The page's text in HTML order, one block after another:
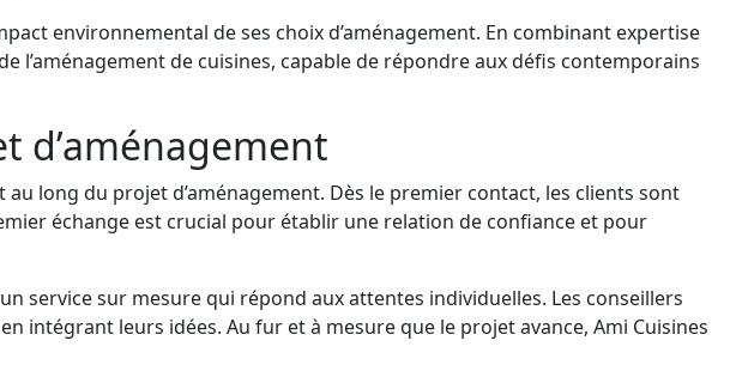
environnemental de ses choix d’aménagement. En combinant expertise
l’aménagement de cuisines, capable de répondre aux défis contemporains
d’aménagement
au long du projet d’aménagement. Dès le premier contact, les clients sont
échange est crucial pour établir une relation de confiance et pour
service sur mesure qui répond aux attentes individuelles. Les conseillers
intégrant leurs idées. Au fur et à mesure que le projet avance, Ami Cuisines